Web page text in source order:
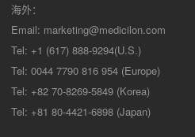
海外：
Email: marketing@medicilon.com
Tel: +1 (617) 888-9294(U.S.)
Tel: 0044 7790 816 954 (Europe)
Tel: +82 70-8269-5849 (Korea)
Tel: +81 80-4421-6898 (Japan)